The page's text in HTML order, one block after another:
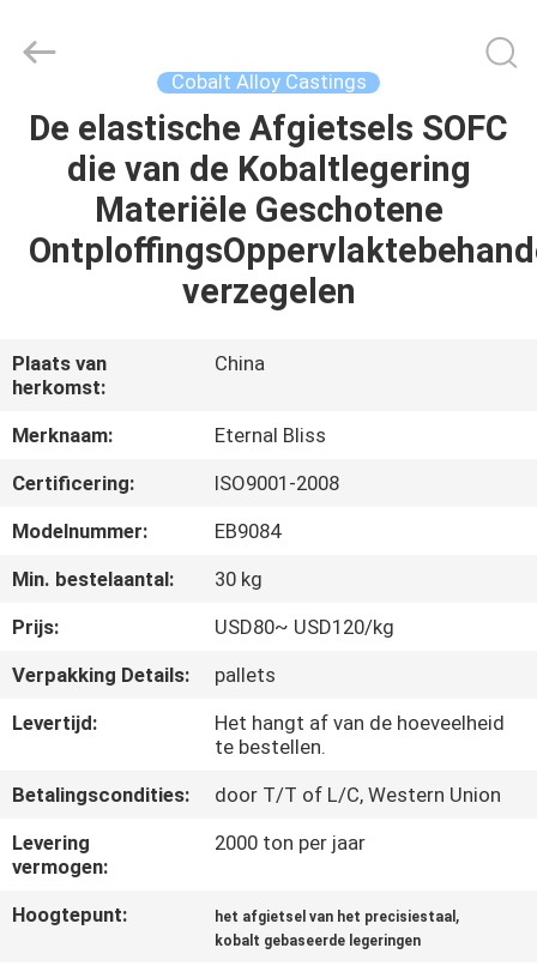
HUIS
PRODUCTEN
VIDEOS
ONGEVEER
ONS
FABRIEKSREIS
KWALITEITSCONTROLE
CONTACTEER
ONS
NIEUWS
OM
EEN
Casting
Reserved.
Cobalt Alloy Castings
De elastische Afgietsels SOFC
die van de Kobaltlegering
Materiële Geschotene
verzegelen
Plaats van
herkomst:
China
Merknaam:
Eternal Bliss
Certificering:
ISO9001-2008
Modelnummer:
EB9084
Min. bestelaantal:
30 kg
Prijs:
USD80~ USD120/kg
Verpakking Details:
pallets
Levertijd:
Het hangt af van de hoeveelheid
te bestellen.
Betalingscondities:
door T/T of L/C, Western Union
Levering
vermogen:
2000 ton per jaar
Hoogtepunt: het afgietsel van het precisiestaal ,
kobalt gebaseerde legeringen